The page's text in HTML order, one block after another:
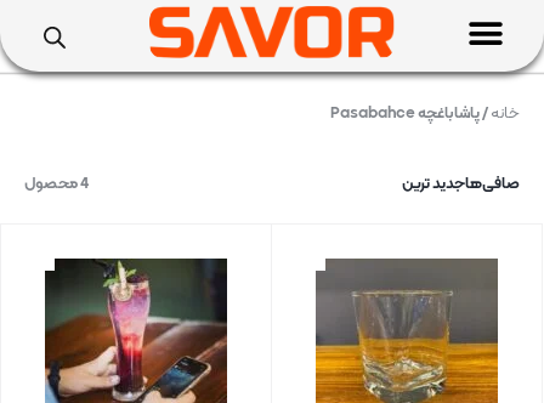
خانه/ پاشاباغچه Pasabahce
4 محصول صافی‌هاجدید ترین